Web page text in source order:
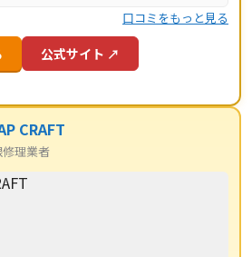
口コミをもっと見る
公式サイト ↗
CRAFT
理業者